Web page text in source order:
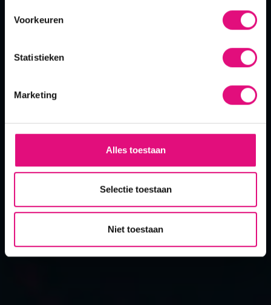
Voorkeuren
Statistieken
Marketing
Alles toestaan
Selectie toestaan
Niet toestaan
ook resultaat?
contact